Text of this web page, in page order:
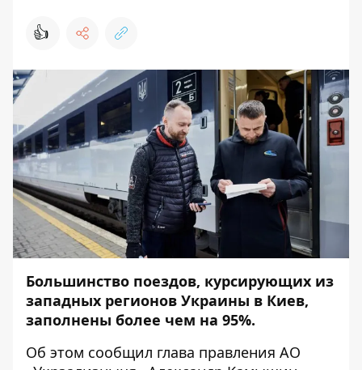
👍
Большинство поездов, курсирующих из
западных регионов Украины в Киев,
заполнены более чем на 95%.
Об этом сообщил глава правления АО